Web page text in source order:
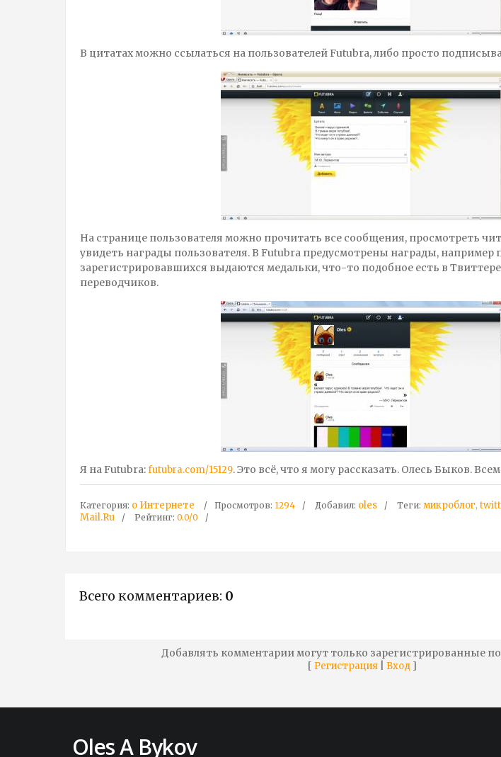
В цитатах можно ссылаться на пользователей Futubra, либо просто
На странице пользователя можно прочитать все сообщения, просмотреть
увидеть награды пользователя. В Futubra предусмотрены награды, например
зарегистрировавшихся выдаются медальки, что-то подобное есть в
переводчиков.
Я на Futubra:futubra.com/15129. Это всё, что я могу рассказать. Олесь Быков.
Категория: о Интернете Просмотров: 1294 Добавил: oles Теги: микроблог,
Mail.Ru Рейтинг: 0.0/0
Всего комментариев: 0
Добавлять комментарии могут только зарегистрированные
[ Регистрация Вход ]
Oles A Bykov